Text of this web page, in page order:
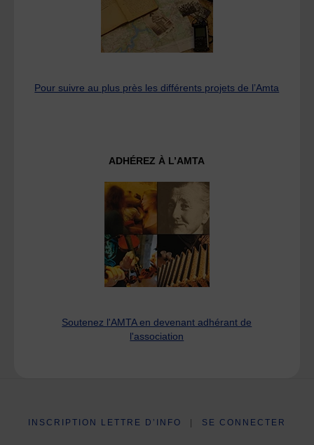
Pour suivre au plus près les différents projets de l’Amta
ADHÉREZ À L’AMTA
Soutenez l'AMTA en devenant adhérant de
l'association
INSCRIPTION LETTRE D’INFO SE CONNECTER